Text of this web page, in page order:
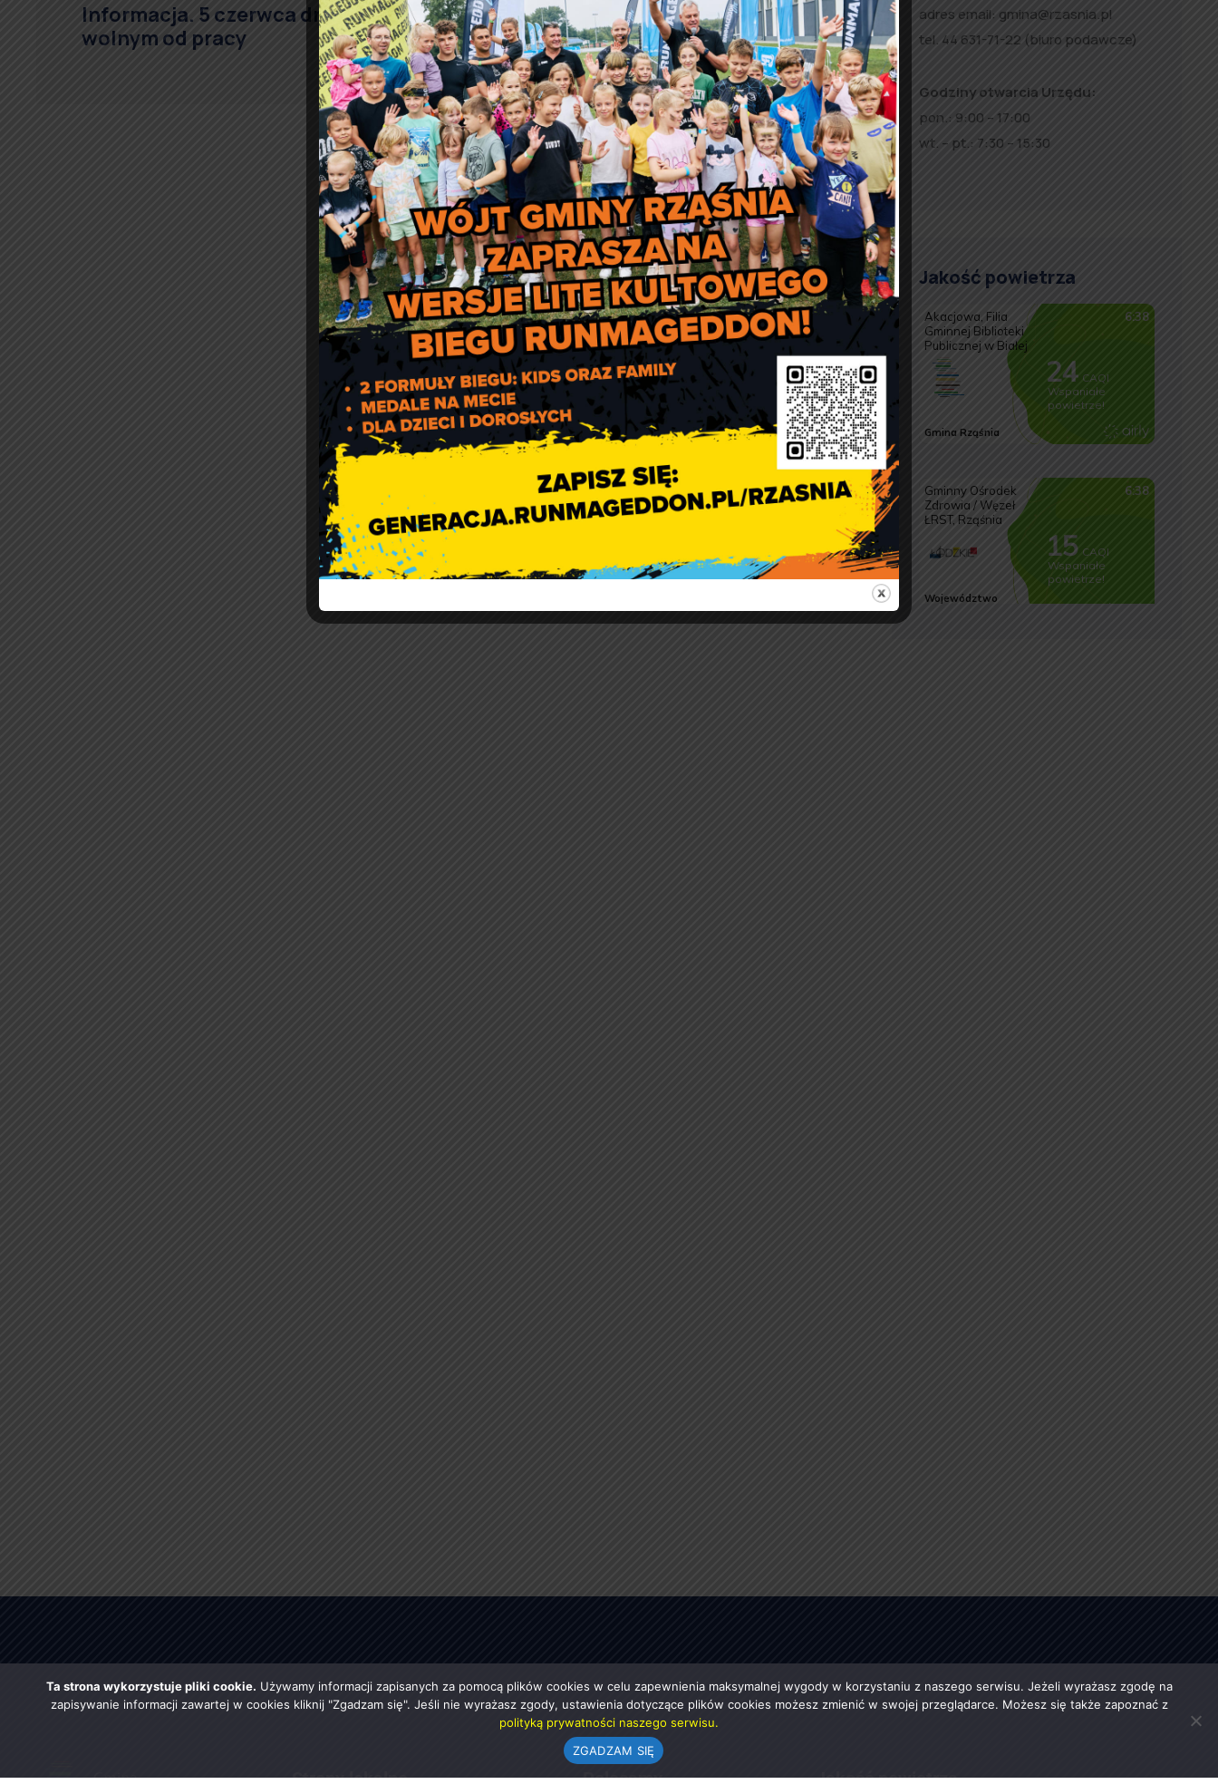
Informacja. 5 czerwca dniem
wolnym od pracy
Spotkanie autorskie z Nataszą
Sochą
adres email: gmina@rzasnia.pl
tel. 44 631-71-22 (biuro podawcze)
Godziny otwarcia Urzędu:
pon.: 9:00 – 17:00
wt. – pt.: 7:30 – 15:30
Jakość powietrza
Strony lokalne Polecamy Jakość powietrza
Ta strona wykorzystuje pliki cookie. Używamy informacji zapisanych za pomocą plików cookies w celu zapewnienia maksymalnej wygody w korzystaniu z naszego serwisu. Jeżeli wyrażasz zgodę na
zapisywanie informacji zawartej w cookies kliknij "Zgadzam się". Jeśli nie wyrażasz zgody, ustawienia dotyczące plików cookies możesz zmienić w swojej przeglądarce. Możesz się także zapoznać z
polityką prywatności naszego serwisu.
ZGADZAM SIĘ